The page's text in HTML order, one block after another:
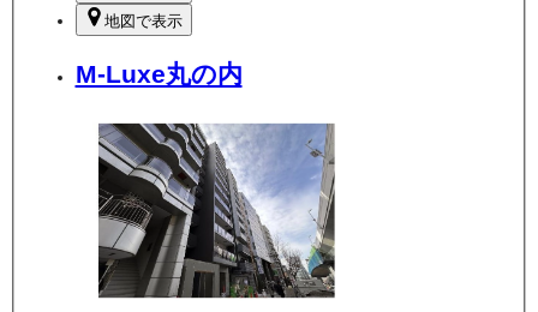
地図で表示
M-Luxe丸の内